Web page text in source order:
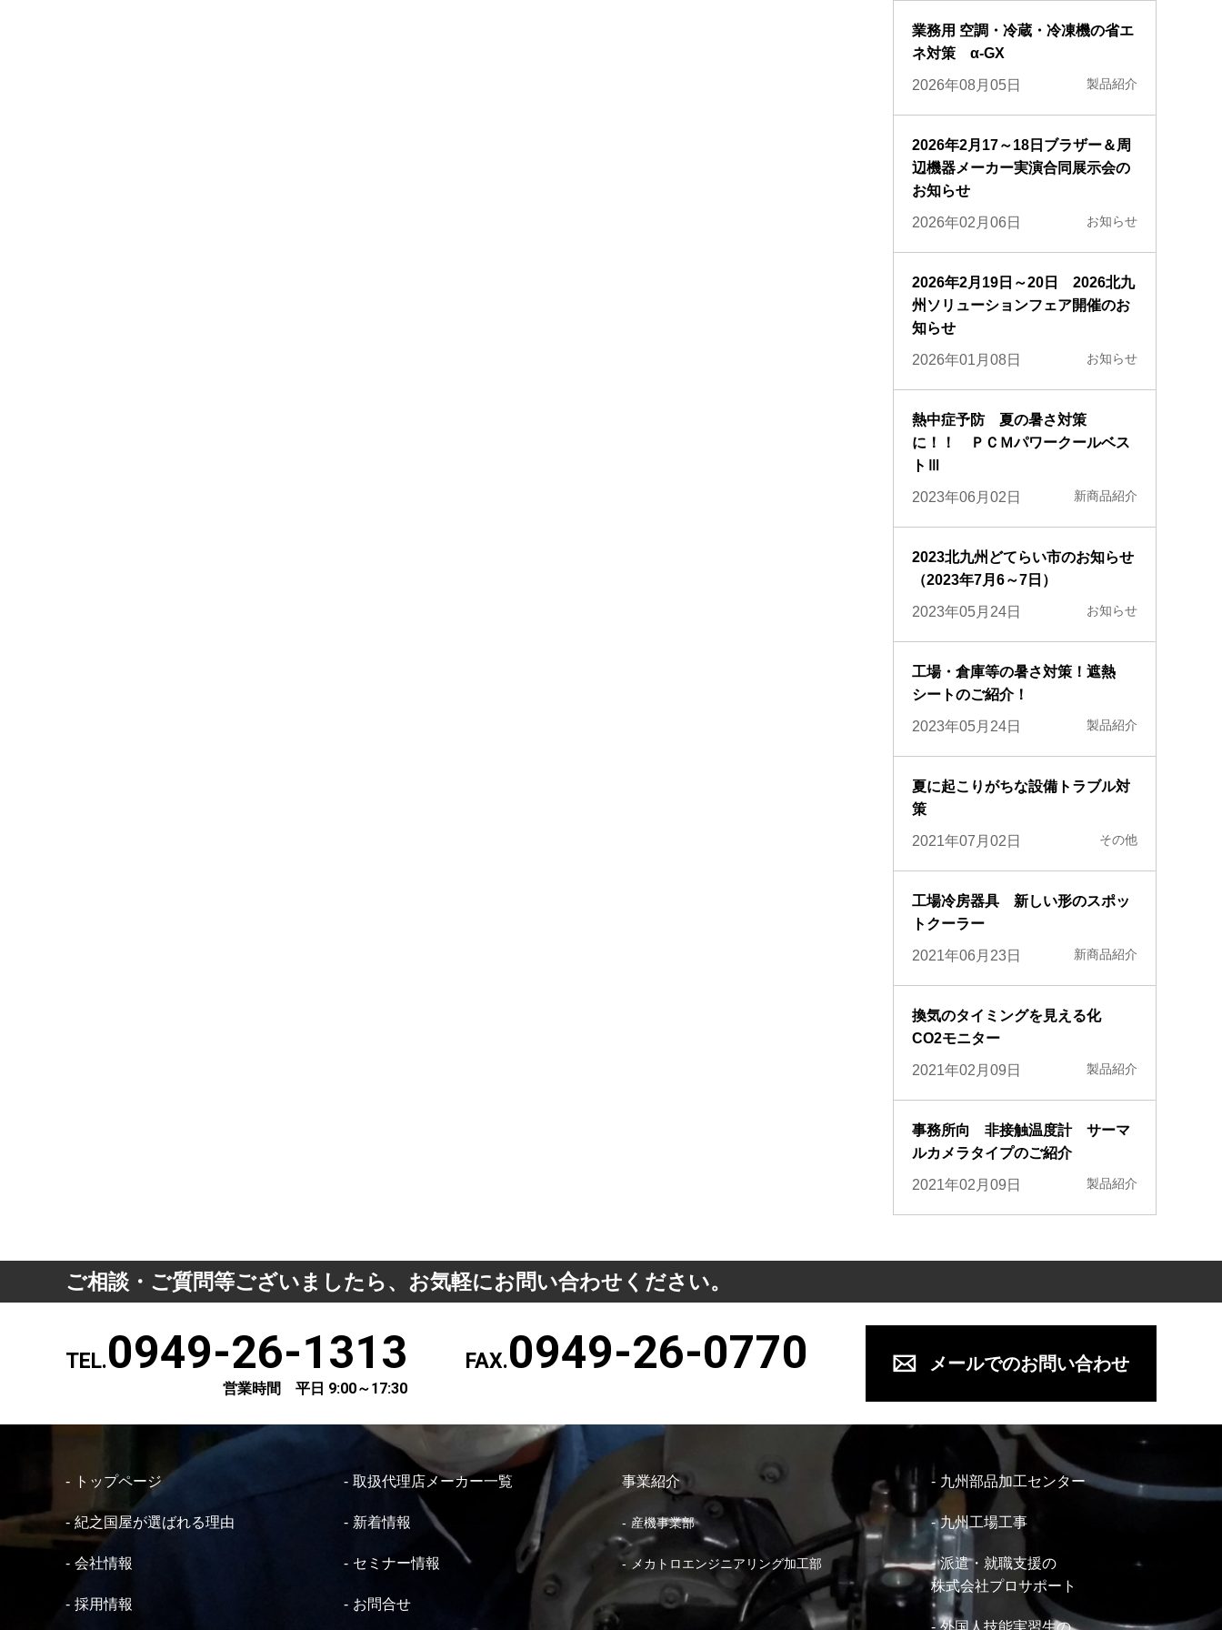
業務用 空調・冷蔵・冷凍機の省エ
ネ対策 α-GX
2026年08月05日 製品紹介
2026年2月17～18日ブラザー＆周
辺機器メーカー実演合同展示会の
お知らせ
2026年02月06日 お知らせ
2026年2月19日～20日 2026北九
州ソリューションフェア開催のお
知らせ
2026年01月08日 お知らせ
熱中症予防 夏の暑さ対策
に！！ ＰＣＭパワークールベス
トⅢ
2023年06月02日 新商品紹介
2023北九州どてらい市のお知らせ
（2023年7月6～7日）
2023年05月24日 お知らせ
工場・倉庫等の暑さ対策！遮熱
シートのご紹介！
2023年05月24日 製品紹介
夏に起こりがちな設備トラブル対
策
2021年07月02日 その他
工場冷房器具 新しい形のスポッ
トクーラー
2021年06月23日 新商品紹介
換気のタイミングを見える化
CO2モニター
2021年02月09日 製品紹介
事務所向 非接触温度計 サーマ
ルカメラタイプのご紹介
2021年02月09日 製品紹介
ご相談・ご質問等ございましたら、お気軽にお問い合わせください。
TEL.0949-26-1313
営業時間 平日 9:00～17:30
FAX.0949-26-0770 メールでのお問い合わせ
トップページ
紀之国屋が選ばれる理由
会社情報
採用情報
取扱代理店メーカー一覧
新着情報
セミナー情報
お問合せ
事業紹介
産機事業部
メカトロエンジニアリング加工部
九州部品加工センター
九州工場工事
派遣・就職支援の
株式会社プロサポート
外国人技能実習生の